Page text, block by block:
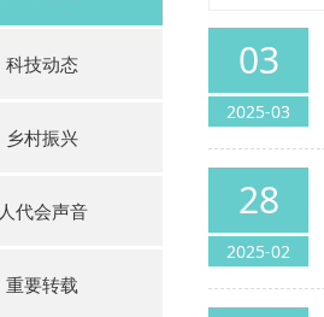
科技动态
乡村振兴
人代会声音
重要转载
03
2025-03
28
2025-02